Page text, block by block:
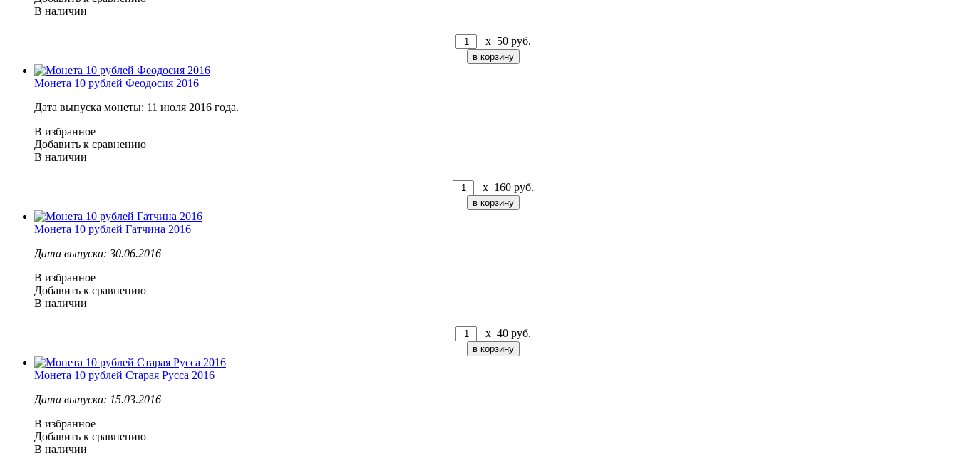
В наличии
x 50 руб.
Монета 10 рублей Феодосия 2016
Дата выпуска монеты: 11 июля 2016 года.
В избранное
Добавить к сравнению
В наличии
x 160 руб.
Монета 10 рублей Гатчина 2016
Дата выпуска: 30.06.2016
В избранное
Добавить к сравнению
В наличии
x 40 руб.
Монета 10 рублей Старая Русса 2016
Дата выпуска: 15.03.2016
В избранное
Добавить к сравнению
В наличии